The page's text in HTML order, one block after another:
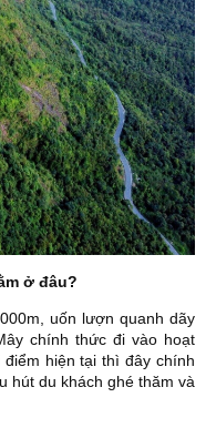
ở đâu?
uốn lượn quanh dãy
chính thức đi vào hoạt
hiện tại thì đây chính
hút du khách ghé thăm và